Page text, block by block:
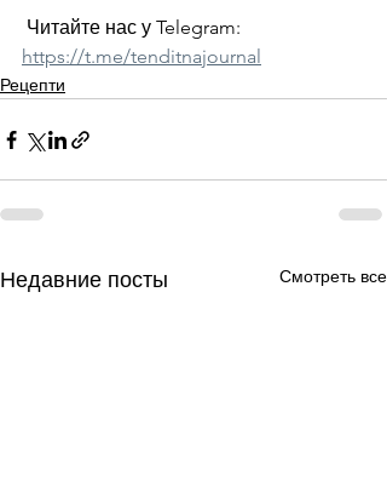
Читайте нас у Telegram:
https://t.me/tenditnajournal
Рецепти
Недавние посты Смотреть все